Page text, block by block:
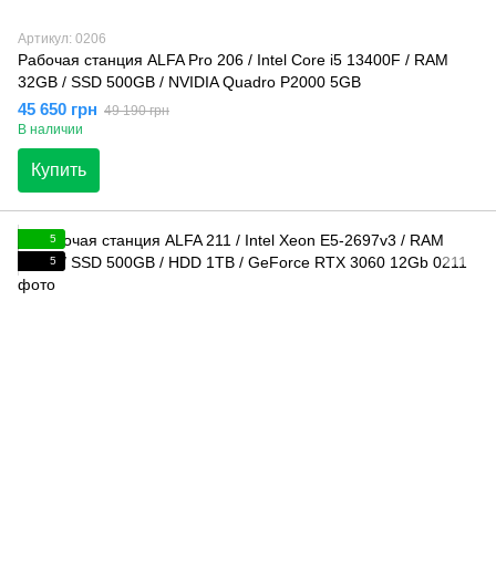
Артикул: 0206
Рабочая станция ALFA Pro 206 / Intel Core i5 13400F / RAM
32GB / SSD 500GB / NVIDIA Quadro P2000 5GB
45 650 грн 49 190 грн
В наличии
Купить
5
5